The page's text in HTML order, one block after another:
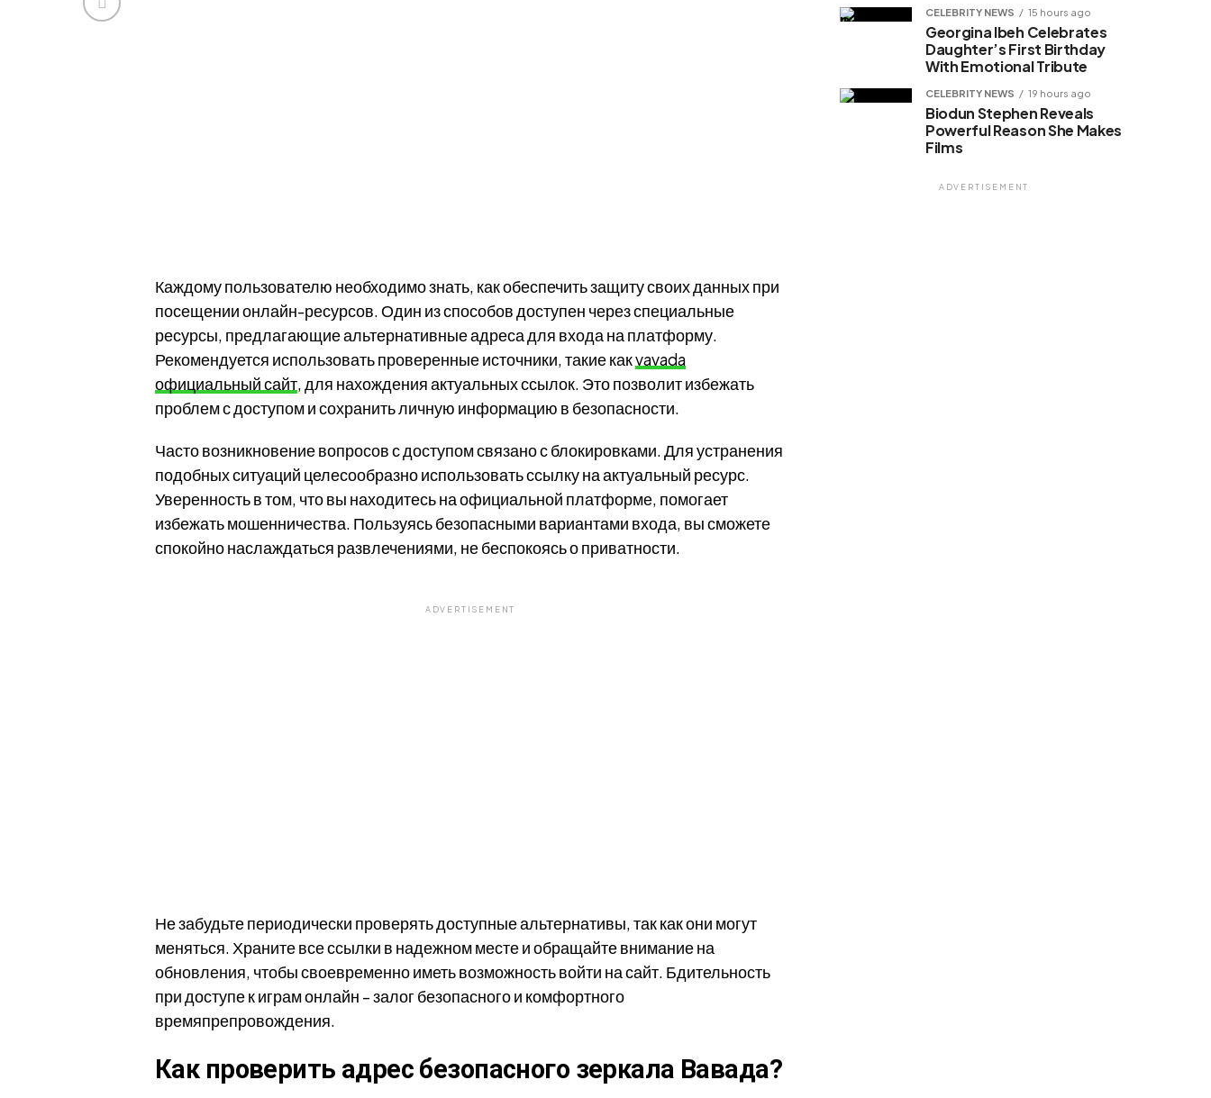
Каждому пользователю необходимо знать, как обеспечить защиту своих данных при
посещении онлайн-ресурсов. Один из способов доступен через специальные
ресурсы, предлагающие альтернативные адреса для входа на платформу.
Рекомендуется использовать проверенные источники, такие какvavada
официальный сайт, для нахождения актуальных ссылок. Это позволит избежать
проблем с доступом и сохранить личную информацию в безопасности.
Часто возникновение вопросов с доступом связано с блокировками. Для устранения
подобных ситуаций целесообразно использовать ссылку на актуальный ресурс.
Уверенность в том, что вы находитесь на официальной платформе, помогает
избежать мошенничества. Пользуясь безопасными вариантами входа, вы сможете
спокойно наслаждаться развлечениями, не беспокоясь о приватности.
ADVERTISEMENT
Не забудьте периодически проверять доступные альтернативы, так как они могут
меняться. Храните все ссылки в надежном месте и обращайте внимание на
обновления, чтобы своевременно иметь возможность войти на сайт. Бдительность
при доступе к играм онлайн – залог безопасного и комфортного
времяпрепровождения.
Как проверить адрес безопасного зеркала Вавада?
CELEBRITY NEWS 15 hours ago
Georgina Ibeh Celebrates
Daughter’s First Birthday
With Emotional Tribute
CELEBRITY NEWS 19 hours ago
Biodun Stephen Reveals
Powerful Reason She Makes
Films
ADVERTISEMENT